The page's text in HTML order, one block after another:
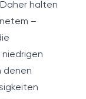
halten
–
niedrigen
denen